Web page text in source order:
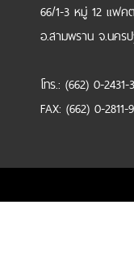
66/1-3 หมู่ 12 แฟ
อ.สามพราน จ.นคร
โทร.: (662) 0-2431-
FAX: (662) 0-2811-